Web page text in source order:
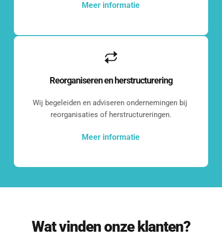
[blocksy-content-block id="7258"]
Ons doel is om je binnen 24 uur van
Meer informatie
Reorganiseren en herstructurering
Wij begeleiden en adviseren ondernemingen bij
reorganisaties of herstructureringen.
Meer informatie
Wat vinden onze klanten?